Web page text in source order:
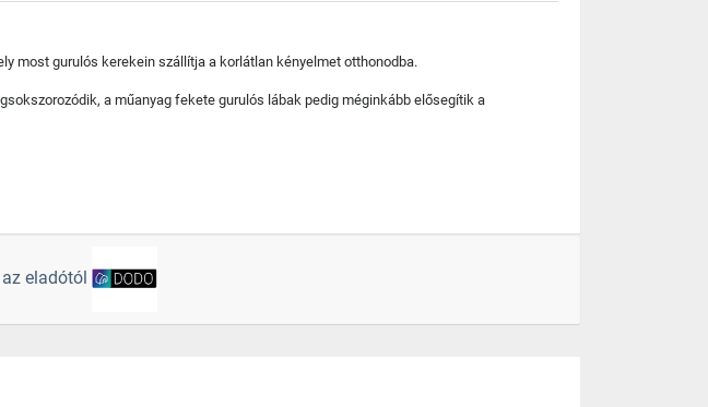
most gurulós kerekein szállítja a korlátlan kényelmet otthonodba.
a műanyag fekete gurulós lábak pedig méginkább elősegítik a
eladótól